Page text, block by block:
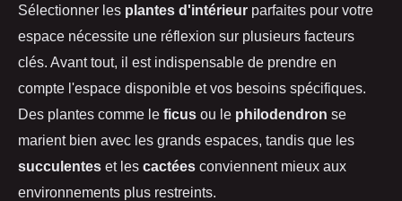
Sélectionner les plantes d'intérieur parfaites pour votre
espace nécessite une réflexion sur plusieurs facteurs
clés. Avant tout, il est indispensable de prendre en
compte l'espace disponible et vos besoins spécifiques.
Des plantes comme le ficus ou le philodendron se
marient bien avec les grands espaces, tandis que les
succulentes et les cactées conviennent mieux aux
environnements plus restreints.